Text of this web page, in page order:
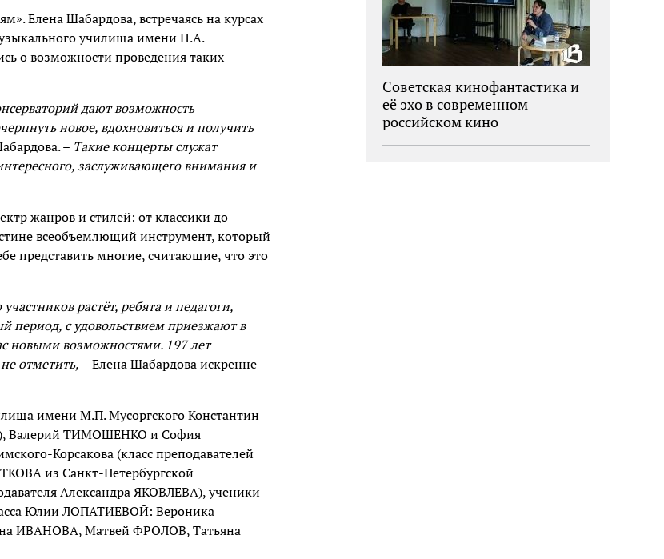
Елена Шабардова, встречаясь на курсах
училища имени Н.А.
о возможности проведения таких
дают возможность
новое, вдохновиться и получить
– Такие концерты служат
заслуживающего внимания и
жанров и стилей: от классики до
всеобъемлющий инструмент, который
представить многие, считающие, что это
растёт, ребята и педагоги,
период, с удовольствием приезжают в
новыми возможностями. 197 лет
отметить, – Елена Шабардова искренне
имени М.П. Мусоргского Константин
Валерий ТИМОШЕНКО и София
Корсакова (класс преподавателей
из Санкт-Петербургской
Александра ЯКОВЛЕВА), ученики
Юлии ЛОПАТИЕВОЙ: Вероника
ИВАНОВА, Матвей ФРОЛОВ, Татьяна
Советская кинофантастика и
её эхо в современном
российском кино